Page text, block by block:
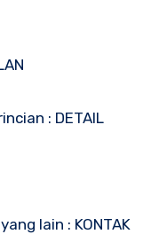
: DETAIL
lain : KONTAK